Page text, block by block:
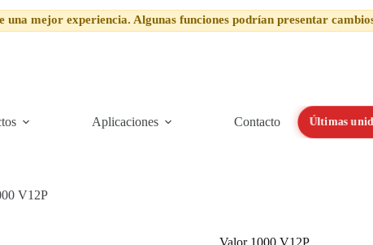
mejor experiencia. Algunas funciones podrían presentar
Aplicaciones Contacto Últimas
V12P